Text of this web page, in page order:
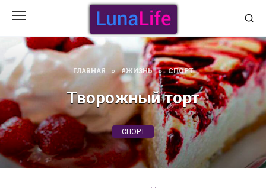
содержанию
ГЛАВНАЯ » #ЖИЗНЬ » СПОРТ
Творожный торт
СПОРТ